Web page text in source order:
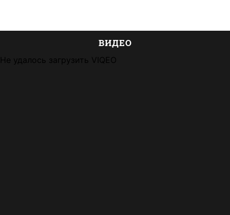
ВИДЕО
Не удалось загрузить VIQEO